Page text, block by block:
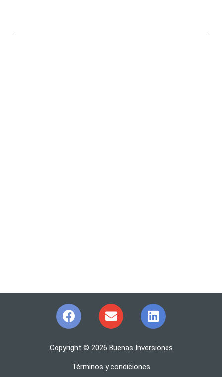
Copyright © 2026 Buenas Inversiones
Términos y condiciones